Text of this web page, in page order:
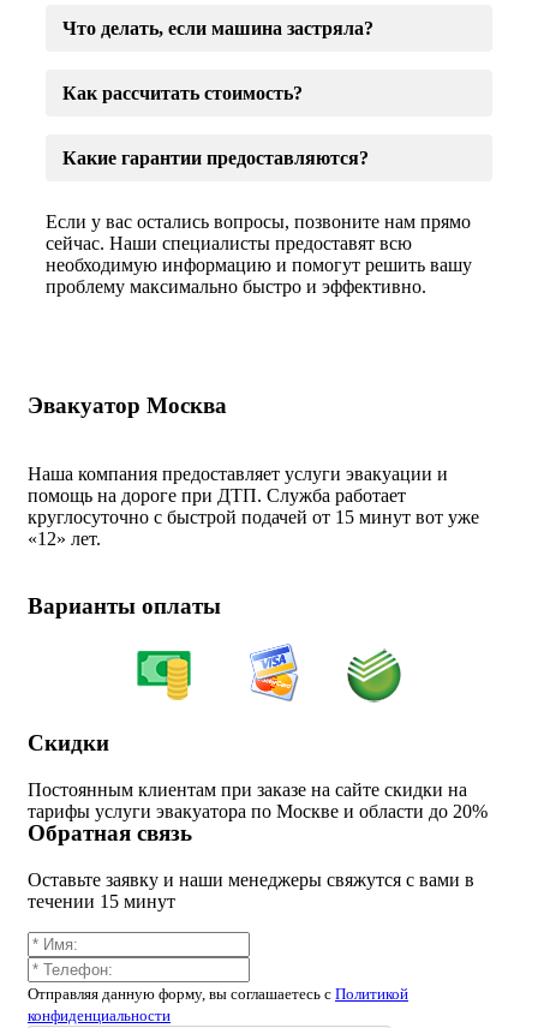
Что делать, если машина застряла?
Как рассчитать стоимость?
Какие гарантии предоставляются?
Если у вас остались вопросы, позвоните нам прямо
сейчас. Наши специалисты предоставят всю
необходимую информацию и помогут решить вашу
проблему максимально быстро и эффективно.
Эвакуатор Москва
Наша компания предоставляет услуги эвакуации и
помощь на дороге при ДТП. Служба работает
круглосуточно с быстрой подачей от 15 минут вот уже
«12» лет.
Варианты оплаты
Скидки
Постоянным клиентам при заказе на сайте скидки на
тарифы услуги эвакуатора по Москве и области до 20%
Обратная связь
Оставьте заявку и наши менеджеры свяжутся с вами в
течении 15 минут
Отправляя данную форму, вы соглашаетесь c Политикой
конфиденциальности